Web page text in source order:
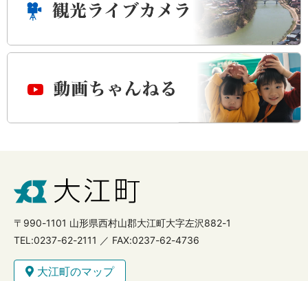
〒990-1101 山形県西村山郡大江町大字左沢882-1
TEL:0237-62-2111 ／ FAX:0237-62-4736
大江町のマップ